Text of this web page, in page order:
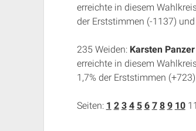
erreichte in diesem
der Erststimmen (-1137)
235 Weiden: Karsten Panzer
erreichte in diesem
1,7% der Erststimmen
Seiten: 1 2 3 4 5 6 7 8 9 10 11